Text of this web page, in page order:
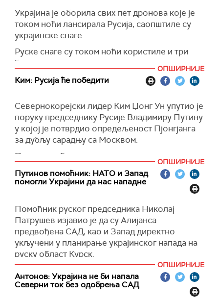
"Руски званичници су већ ступили у контакт са
Украјином у вези са могућом разменом
заробљеника", изјавио је комесар за људска
права украјинског парламента Дмитро
Лубинец, који је одбио да изнесе детаље,
укључујући и укупан број руских војника који
(Танјуг)
Украјина је оборила свих пет дронова које је
током ноћи лансирала Русија, саопштиле су
украјинске снаге.
Руске снаге су током ноћи користиле и три
балистичке ракете, наводи се у саопштењу.
(Reuters)
ОПШИРНИЈЕ
Ким: Русија ће победити
Севернокорејски лидер Ким Џонг Ун упутио је
поруку председнику Русије Владимиру Путину
у којој је потврдио опредељеност Пјонгјанга
за дубљу сарадњу са Москвом.
Поводом обележавања годишњице стицања
независности Северне Кореје, Ким је Путину
поручио да ће Русија победити у "светом рату
за мир и правду".
Ким је навео и да ће две земље промовисати
изградњу "мултиполарног новог света".
(Танјуг)
ОПШИРНИЈЕ
Путинов помоћник: НАТО и Запад
помогли Украјини да нас нападне
Помоћник руског председника Николај
Патрушев изјавио је да су Алијанса
предвођена САД, као и Запад директно
укључени у планирање украјинског напада на
руску област Курск.
Патрушев је рекао да трдње САД да нису
умешане у напад – нису тачне.
ОПШИРНИЈЕ
Антонов: Украјина не би напала
Северни ток без одобрења САД